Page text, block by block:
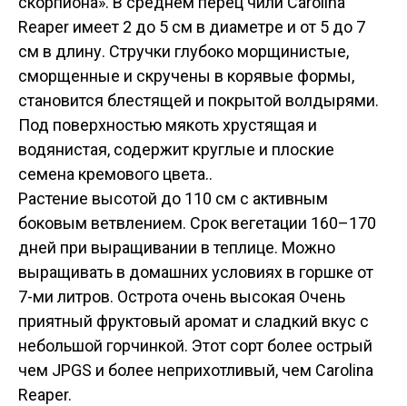
Reaper имеет 2 до 5 см в диаметре и от 5 до 7
см в длину. Стручки глубоко морщинистые,
сморщенные и скручены в корявые формы,
становится блестящей и покрытой волдырями.
Под поверхностью мякоть хрустящая и
водянистая, содержит круглые и плоские
семена кремового цвета..
Растение высотой до 110 см с активным
боковым ветвлением. Срок вегетации 160–170
дней при выращивании в теплице. Можно
выращивать в домашних условиях в горшке от
7-ми литров. Острота очень высокая Очень
приятный фруктовый аромат и сладкий вкус с
небольшой горчинкой. Этот сорт более острый
чем JPGS и более неприхотливый, чем Carolina
Reaper.